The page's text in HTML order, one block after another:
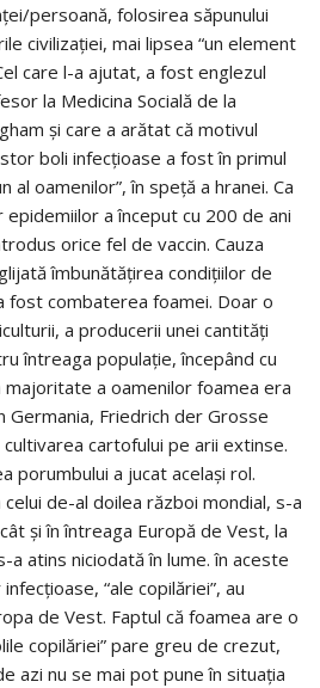
persoană, folosirea săpunului
civilizaţiei, mai lipsea “un element
care l-a ajutat, a fost englezul
la Medicina Socială de la
şi care a arătat că motivul
boli infecţioase a fost în primul
al oamenilor”, în speţă a hranei. Ca
a început cu 200 de ani
orice fel de vaccin. Cauza
îmbunătăţirea condiţiilor de
fost combaterea foamei. Doar o
a producerii unei cantităţi
întreaga populaţie, începând cu
a oamenilor foamea era
Germania, Friedrich der Grosse
cartofului pe arii extinse.
porumbului a jucat acelaşi rol.
de-al doilea război mondial, s-a
şi în întreaga Europă de Vest, la
a atins niciodată în lume. în aceste
“ale copilăriei”, au
de Vest. Faptul că foamea are o
copilăriei” pare greu de crezut,
azi nu se mai pot pune în situaţia